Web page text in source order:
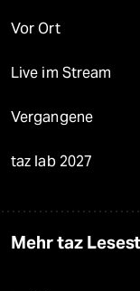
Vor Ort
Live im Stream
Vergangene
taz lab 2027
Mehr taz